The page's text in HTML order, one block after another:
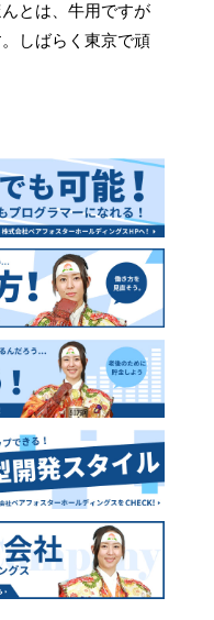
とは、牛用ですが
しばらく東京で頑